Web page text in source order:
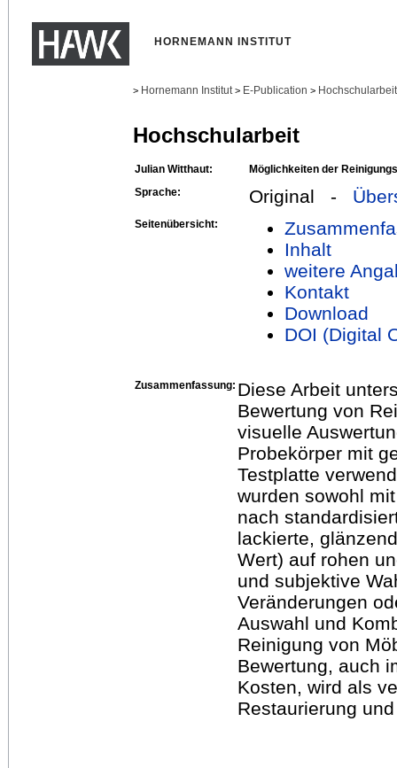
HORNEMANN INSTITUT
> Hornemann Institut > E-Publication >
Hochschularbeit
Julian Witthaut:
Möglichkeiten der
Sprache:
Original -
Seitenübersicht:
Inhalt
weitere
Kontakt
Download
DOI (Digital
Zusammenfassung: Diese Arbeit
Bewertung von
visuelle
Probekörper mit
Testplatte
wurden sowohl
nach
lackierte,
Wert) auf rohen
und subjektive
Veränderungen
Auswahl und
Reinigung von
Bewertung, auch
Kosten, wird als
Restaurierung